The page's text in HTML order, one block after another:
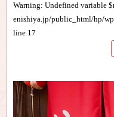
Warning: Undefined variable
enishiya.jp/public_html/hp/
line 17